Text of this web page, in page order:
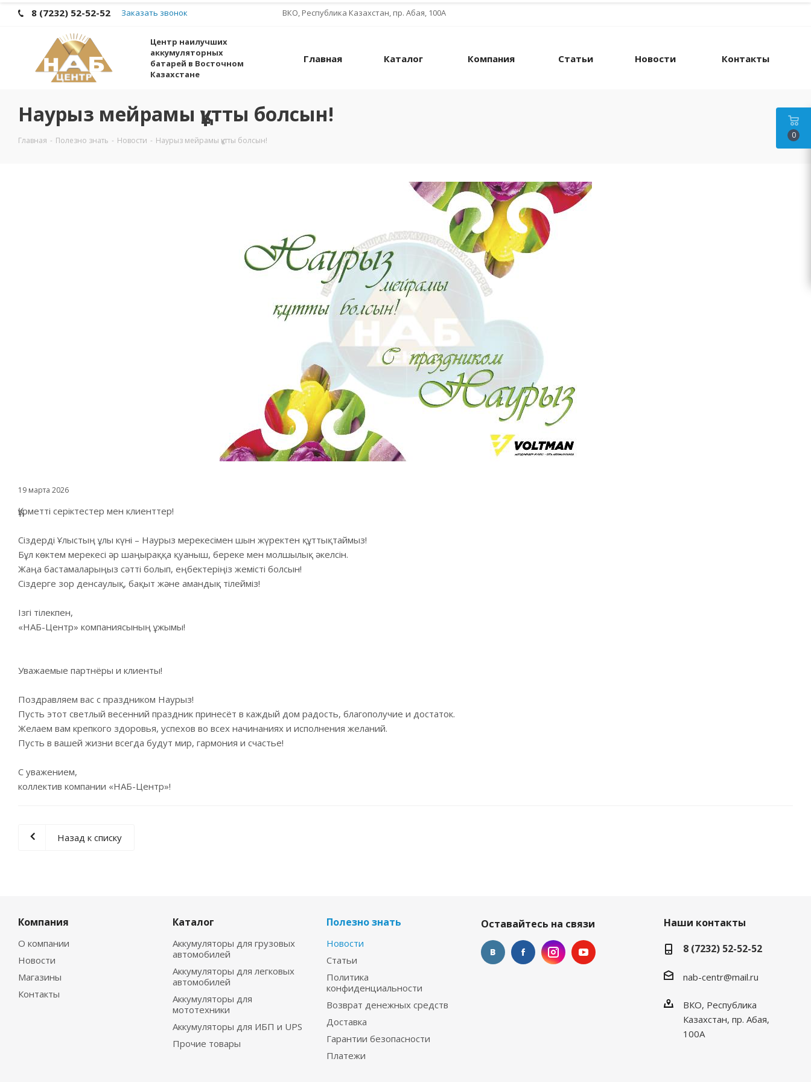
8 (7232) 52-52-52 Заказать звонок ВКО, Республика Казахстан, пр. Абая, 100А
Центр наилучших
аккумуляторных
батарей в Восточном
Казахстане
Главная Каталог Компания Статьи Новости Контакты
Наурыз мейрамы құтты болсын!
Главная - Полезно знать - Новости - Наурыз мейрамы құтты болсын!
19 марта 2026
Құрметті серіктестер мен клиенттер!
Сіздерді Ұлыстың ұлы күні – Наурыз мерекесімен шын жүректен құттықтаймыз!
Бұл көктем мерекесі әр шаңыраққа қуаныш, береке мен молшылық әкелсін.
Жаңа бастамаларыңыз сәтті болып, еңбектеріңіз жемісті болсын!
Сіздерге зор денсаулық, бақыт және амандық тілейміз!
Ізгі тілекпен,
«НАБ-Центр» компаниясының ұжымы!
Уважаемые партнёры и клиенты!
Поздравляем вас с праздником Наурыз!
Пусть этот светлый весенний праздник принесёт в каждый дом радость, благополучие и достаток.
Желаем вам крепкого здоровья, успехов во всех начинаниях и исполнения желаний.
Пусть в вашей жизни всегда будут мир, гармония и счастье!
С уважением,
коллектив компании «НАБ-Центр»!
Назад к списку
Компания
О компании
Новости
Магазины
Контакты
Каталог
Аккумуляторы для грузовых
автомобилей
Аккумуляторы для легковых
автомобилей
Аккумуляторы для
мототехники
Аккумуляторы для ИБП и UPS
Прочие товары
Полезно знать
Новости
Статьи
Политика
конфиденциальности
Возврат денежных средств
Доставка
Гарантии безопасности
Платежи
Оставайтесь на связи
Наши контакты
8 (7232) 52-52-52
nab-centr@mail.ru
ВКО, Республика
Казахстан, пр. Абая,
100А
0